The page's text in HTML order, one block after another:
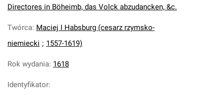
Directores in Böheimb, das Volck abzudancken, &c.
Twórca: Maciej I Habsburg (cesarz rzymsko-
niemiecki ; 1557-1619)
Rok wydania: 1618
Identyfikator: